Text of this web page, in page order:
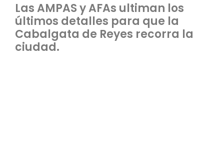
Las AMPAS y AFAs ultiman los
últimos detalles para que la
Cabalgata de Reyes recorra la
ciudad.